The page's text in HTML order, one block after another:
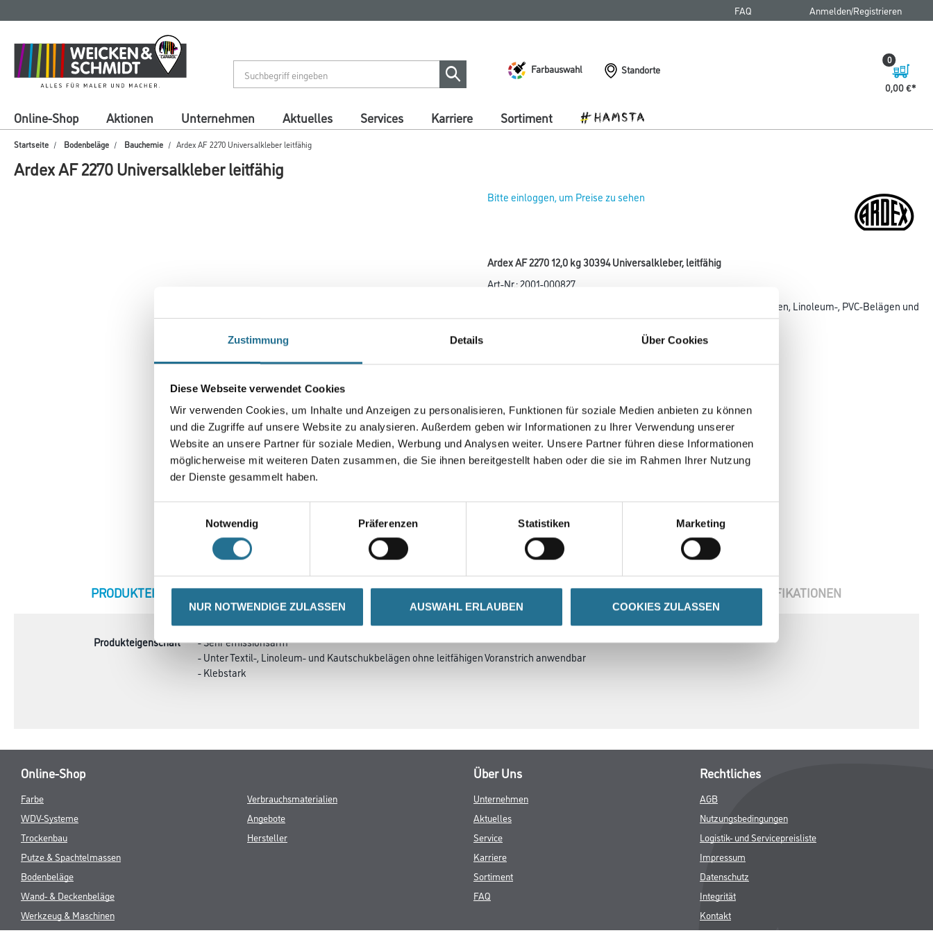
Zustimmung Details Über Cookies
Diese Webseite verwendet Cookies
Wir verwenden Cookies, um Inhalte und Anzeigen zu personalisieren, Funktionen für soziale Medien anbieten zu können
und die Zugriffe auf unsere Website zu analysieren. Außerdem geben wir Informationen zu Ihrer Verwendung unserer
Website an unsere Partner für soziale Medien, Werbung und Analysen weiter. Unsere Partner führen diese Informationen
möglicherweise mit weiteren Daten zusammen, die Sie ihnen bereitgestellt haben oder die sie im Rahmen Ihrer Nutzung
der Dienste gesammelt haben.
Notwendig
Präferenzen Statistiken Marketing
NUR NOTWENDIGE ZULASSEN AUSWAHL ERLAUBEN COOKIES ZULASSEN
springen
springen
FAQ Anmelden/Registrieren
Farbauswahl
Standorte
0,00 €
0
Online-Shop Aktionen Unternehmen Aktuelles Services Karriere Sortiment
Startseite Bodenbeläge Bauchemie Ardex AF 2270 Universalkleber leitfähig
Ardex AF 2270 Universalkleber leitfähig
Bitte einloggen, um Preise zu sehen
Ardex AF 2270 12,0 kg 30394 Universalkleber, leitfähig
Art-Nr.:2001-000827
Heller, leitfähiger Dispersionsklebstoff zum Kleben von Textilbelägen, Linoleum-, PVC-Belägen und
Kautschukbodenbelägen auf
saugfähigen Untergründen im Innenbereich.
Gebinde
Umrechnungsfaktoren
CURRENT
PRODUKTEIGENSCHAFTEN ZUSATZINFOS GEFAHRENHINWEISE DATENBLÄTTER SPEZIFIKATIONEN
Produkteigenschaft
- Sehr emissionsarm
- Unter Textil-, Linoleum- und Kautschukbelägen ohne leitfähigen Voranstrich anwendbar
- Klebstark
Online-Shop
Farbe
WDV-Systeme
Trockenbau
Putze & Spachtelmassen
Bodenbeläge
Wand- & Deckenbeläge
Werkzeug & Maschinen
Verbrauchsmaterialien
Angebote
Hersteller
Über Uns
Unternehmen
Aktuelles
Service
Karriere
Sortiment
FAQ
Rechtliches
AGB
Nutzungsbedingungen
Logistik- und Servicepreisliste
Impressum
Datenschutz
Integrität
Kontakt